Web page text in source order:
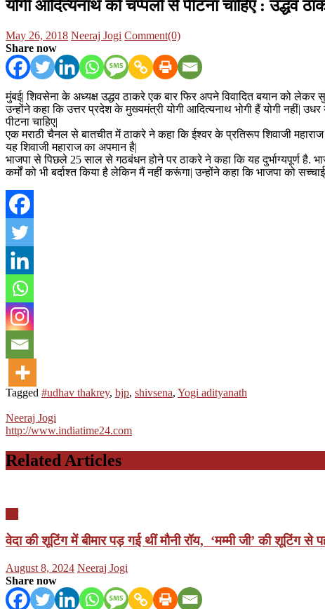
योगी आदित्यनाथ को चप्पलों से पीटना चाहिए : उद्धव
Posted
on
May 26, 2018 Author
Neeraj Jogi Comment(0)
Share now
मुंबई| शिवसेना के अध्यक्ष उद्धव ठाकरे एक बार फिर अपने विवादित बयान को लेकर
उन्होंने कहा कि उत्तर प्रदेश के मुख्यमंत्री योगी आदित्यनाथ भोगी हैं योगी नहीं|
पीटना चाहिए|
एक मराठी चैनल से बातचीत में ठाकरे ने कहा कि ईश्वर के प्रतिरूप शिवाजी
यह शिवाजी महाराज का अपमान है|
भाजपा से पिछले 25 साल से गठबंधन होने पर ठाकरे ने कहा कि यह दुर्भाग्यपूर्ण है.
कर्मों को भी बर्दाश्त किया है लेकिन मैं नहीं करूंगा| उन्होंने कहा कि भाजपा को
Tagged #udhav thakrey, bjp, shivsena, Yogi adityanath
Neeraj Jogi
http://www.indiatime24.com
Related Articles
वेदा की शूटिंग में बीमार पड़ गई थीं मौनी रॉय, ‘मम्मी जी’ की शूटिंग से
Posted
on
August 8, 2024 Author
Neeraj Jogi
Share now